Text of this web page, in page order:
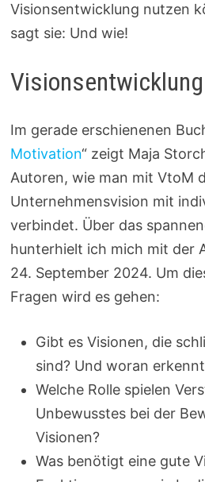
Visionsentwicklung nutzen
sagt sie: Und wie!
Visionsentwicklung
Im gerade erschienenen
Motivation“ zeigt Maja
Autoren, wie man mit VtoM
Unternehmensvision mit
verbindet. Über das
hunterhielt ich mich mit der
24. September 2024. Um
Fragen wird es gehen:
Gibt es Visionen, die
sind? Und woran
Welche Rolle spielen
Unbewusstes bei der
Visionen?
Was benötigt eine gute